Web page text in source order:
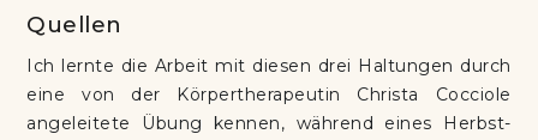
Quellen
Ich lernte die Arbeit mit diesen drei Haltungen durch
eine von der Körpertherapeutin Christa Cocciole
angeleitete Übung kennen, während eines Herbst-